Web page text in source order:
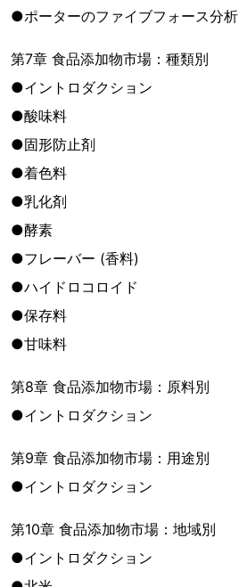
●ポーターのファイブフォース分析
第7章 食品添加物市場：種類別
●イントロダクション
●酸味料
●固形防止剤
●着色料
●乳化剤
●酵素
●フレーバー (香料)
●ハイドロコロイド
●保存料
●甘味料
第8章 食品添加物市場：原料別
●イントロダクション
第9章 食品添加物市場：用途別
●イントロダクション
第10章 食品添加物市場：地域別
●イントロダクション